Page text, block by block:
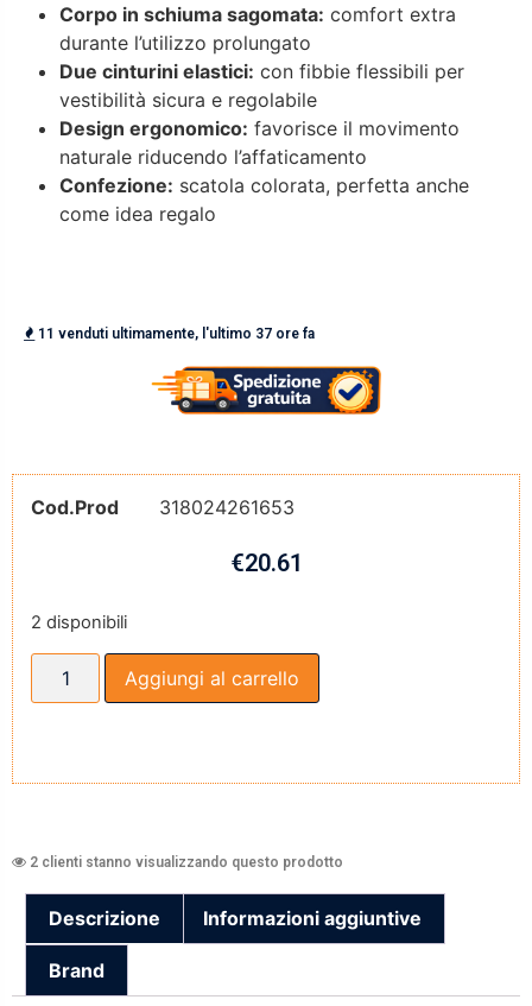
Corpo in schiuma sagomata: comfort extra
durante l’utilizzo prolungato
Due cinturini elastici: con fibbie flessibili per
vestibilità sicura e regolabile
Design ergonomico: favorisce il movimento
naturale riducendo l’affaticamento
Confezione: scatola colorata, perfetta anche
come idea regalo
11 venduti ultimamente, l'ultimo 37 ore fa
Cod.Prod 318024261653
€20.61
2 disponibili
Aggiungi al carrello
2 clienti stanno visualizzando questo prodotto
Descrizione Informazioni aggiuntive
Brand